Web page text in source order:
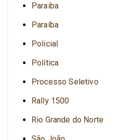
Paraiba
Paraíba
Policial
Política
Processo Seletivo
Rally 1500
Rio Grande do Norte